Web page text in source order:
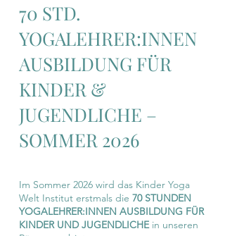
70 STD.
YOGALEHRER:INNEN
AUSBILDUNG FÜR
KINDER &
JUGENDLICHE –
SOMMER 2026
Im Sommer 2026 wird das Kinder Yoga
Welt Institut erstmals die 70 STUNDEN
YOGALEHRER:INNEN AUSBILDUNG FÜR
KINDER UND JUGENDLICHEin unseren